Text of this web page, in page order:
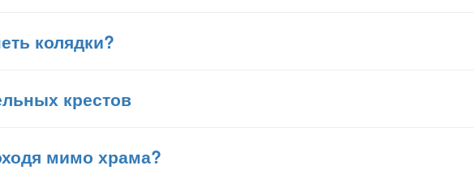
колядки?
крестов
мимо храма?